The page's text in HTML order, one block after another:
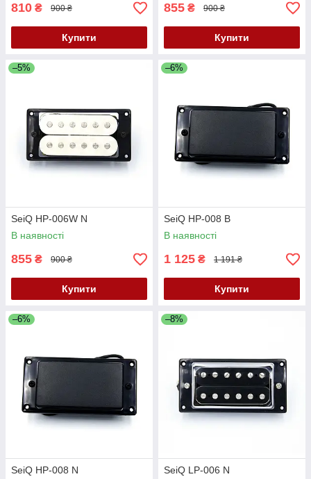
810 ₴ 900 ₴
Купити
855 ₴ 900 ₴
Купити
–5%
SeiQ HP-006W N
В наявності
855 ₴ 900 ₴
Купити
–6%
SeiQ HP-008 B
В наявності
1 125 ₴ 1 191 ₴
Купити
–6%
SeiQ HP-008 N
–8%
SeiQ LP-006 N